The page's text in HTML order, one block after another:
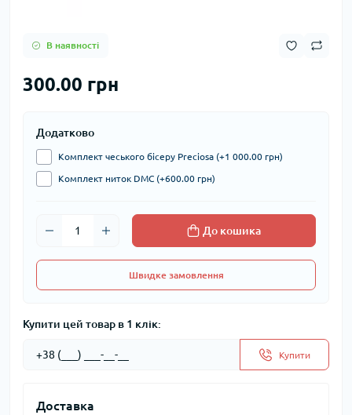
В наявності
300.00 грн
Додатково
Комплект чеського бісеру Preciosa (+1 000.00 грн)
Комплект ниток DMC (+600.00 грн)
До кошика
Швидке замовлення
Купити цей товар в 1 клік:
Купити
Доставка